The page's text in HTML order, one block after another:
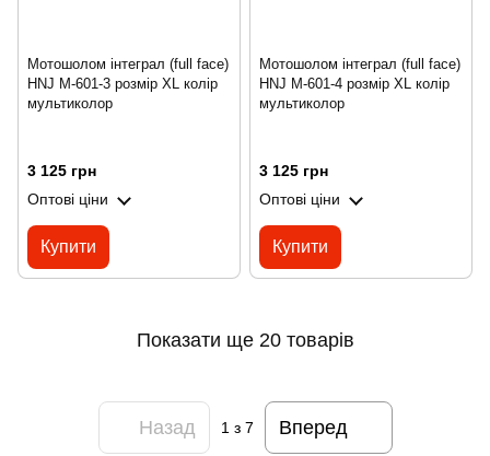
Мотошолом інтеграл (full face)
HNJ M-601-3 розмір XL колір
мультиколор
3 125 грн
Оптові ціни
Купити
Мотошолом інтеграл (full face)
HNJ M-601-4 розмір XL колір
мультиколор
3 125 грн
Оптові ціни
Купити
Показати ще 20 товарів
Назад 1з 7 Вперед